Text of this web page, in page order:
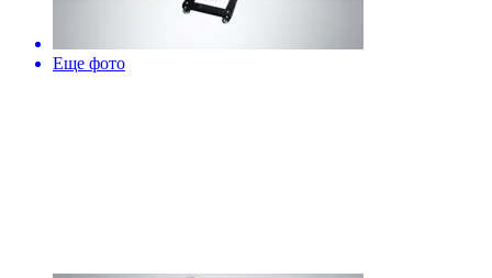
Еще фото